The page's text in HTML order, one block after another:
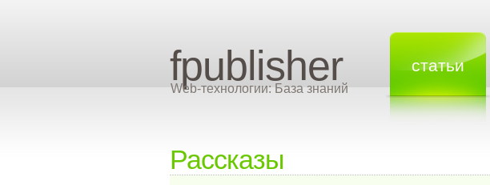
fpublisher
Web-технологии: База знаний
статьи
Рассказы